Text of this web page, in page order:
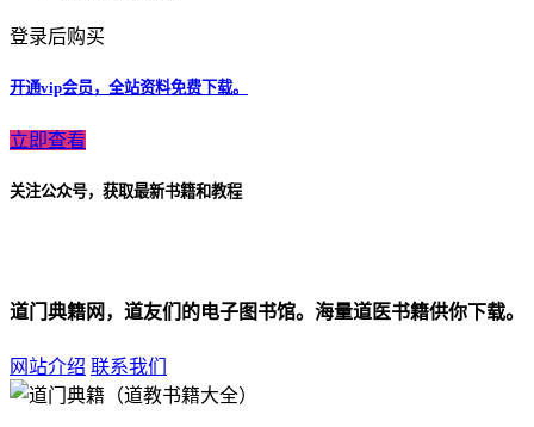
登录后购买
开通vip会员，全站资料免费下载。
立即查看
关注公众号，获取最新书籍和教程
道门典籍网，道友们的电子图书馆。海量道医书籍供你下载。
网站介绍 联系我们